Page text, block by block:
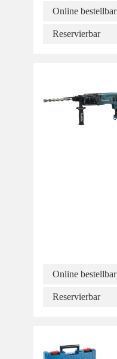
Online bestellbar
Reservierbar
Online bestellbar
Reservierbar